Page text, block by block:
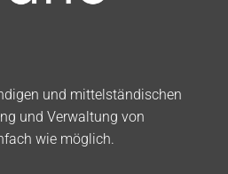
und mittelständischen
und Verwaltung von
wie möglich.